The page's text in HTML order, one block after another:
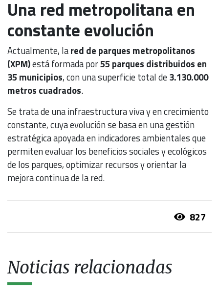
Una red metropolitana en
constante evolución
Actualmente, lared de parques metropolitanos
(XPM)está formada por55 parques distribuidos en
35 municipios, con una superficie total de3.130.000
metros cuadrados.
Se trata de una infraestructura viva y en crecimiento
constante, cuya evolución se basa en una gestión
estratégica apoyada en indicadores ambientales que
permiten evaluar los beneficios sociales y ecológicos
de los parques, optimizar recursos y orientar la
mejora continua de la red.
827
Noticias relacionadas